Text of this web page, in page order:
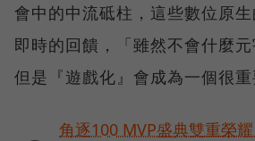
會中的中流砥柱，這些數位原
即時的回饋，「雖然不會什麼元
但是『遊戲化』會成為一個很重
角逐100 MVP盛典雙重榮